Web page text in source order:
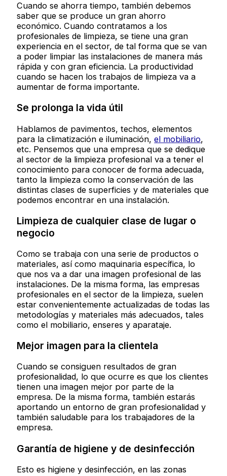
Cuando se ahorra tiempo, también debemos
saber que se produce un gran ahorro
económico. Cuando contratamos a los
profesionales de limpieza, se tiene una gran
experiencia en el sector, de tal forma que se van
a poder limpiar las instalaciones de manera más
rápida y con gran eficiencia. La productividad
cuando se hacen los trabajos de limpieza va a
aumentar de forma importante.
Se prolonga la vida útil
Hablamos de pavimentos, techos, elementos
para la climatización e iluminación,el mobiliario,
etc. Pensemos que una empresa que se dedique
al sector de la limpieza profesional va a tener el
conocimiento para conocer de forma adecuada,
tanto la limpieza como la conservación de las
distintas clases de superficies y de materiales que
podemos encontrar en una instalación.
Limpieza de cualquier clase de lugar o
negocio
Como se trabaja con una serie de productos o
materiales, así como maquinaria específica, lo
que nos va a dar una imagen profesional de las
instalaciones. De la misma forma, las empresas
profesionales en el sector de la limpieza, suelen
estar convenientemente actualizadas de todas las
metodologías y materiales más adecuados, tales
como el mobiliario, enseres y aparataje.
Mejor imagen para la clientela
Cuando se consiguen resultados de gran
profesionalidad, lo que ocurre es que los clientes
tienen una imagen mejor por parte de la
empresa. De la misma forma, también estarás
aportando un entorno de gran profesionalidad y
también saludable para los trabajadores de la
empresa.
Garantía de higiene y de desinfección
Esto es higiene y desinfección, en las zonas